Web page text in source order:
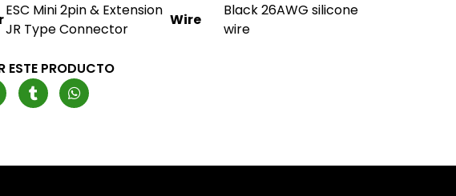
ESC Mini 2pin & Extension
JR Type Connector
Wire
Black 26AWG silicone
wire
ESTE PRODUCTO